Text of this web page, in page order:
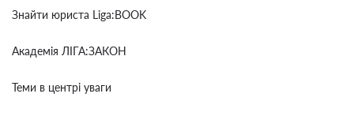
Знайти юриста Liga:BOOK
Академія ЛІГА:ЗАКОН
Теми в центрі уваги